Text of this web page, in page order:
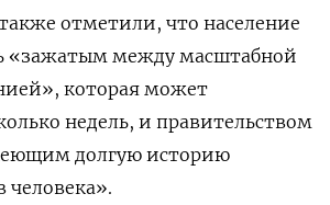
отметили, что население
«зажатым между масштабной
которая может
недель, и правительством
долгую историю